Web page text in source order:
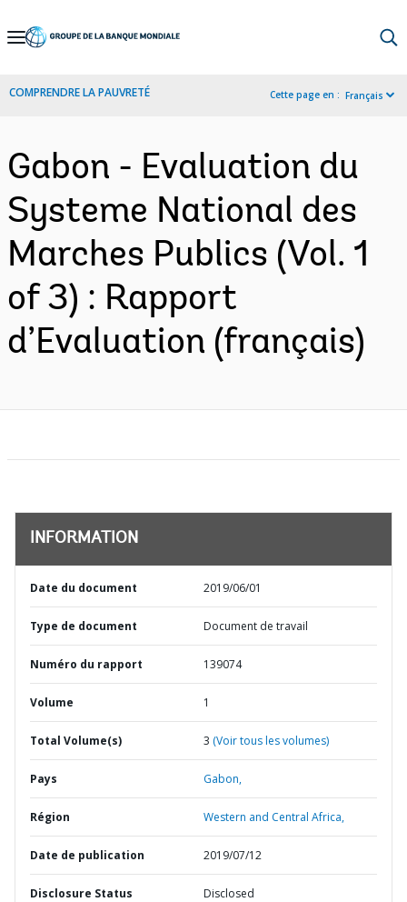
Skip
Navigation
COMPRENDRE LA PAUVRETÉ Cette page en : Français
Gabon - Evaluation du
Systeme National des
Marches Publics (Vol. 1
of 3) : Rapport
d’Evaluation (français)
INFORMATION
Date du document 2019/06/01
Type de document Document de travail
Numéro du rapport 139074
Volume 1
Total Volume(s) 3 (Voir tous les volumes)
Pays Gabon,
Région Western and Central Africa,
Date de publication 2019/07/12
Disclosure Status Disclosed